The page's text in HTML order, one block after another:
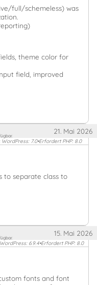
full/schemeless) was
theme color for
field, improved
21. Mai 2026
7.0•Erfordert PHP: 8.0
to separate class to
15. Mai 2026
6.9.4•Erfordert PHP: 8.0
fonts and font